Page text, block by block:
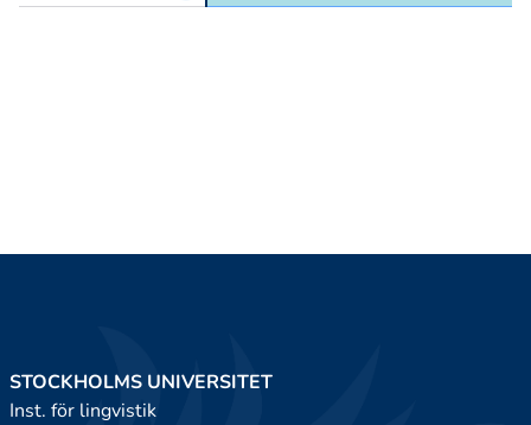
STOCKHOLMS UNIVERSITET
Inst. för lingvistik